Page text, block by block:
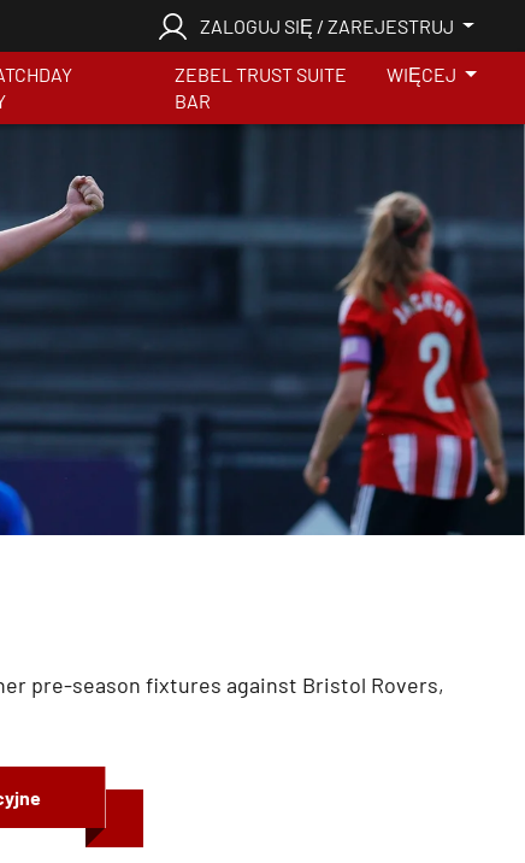
ZALOGUJ SIĘ / ZAREJESTRUJ
ZEBEL TRUST SUITE
BAR
WIĘCEJ
pre-season fixtures against Bristol Rovers,